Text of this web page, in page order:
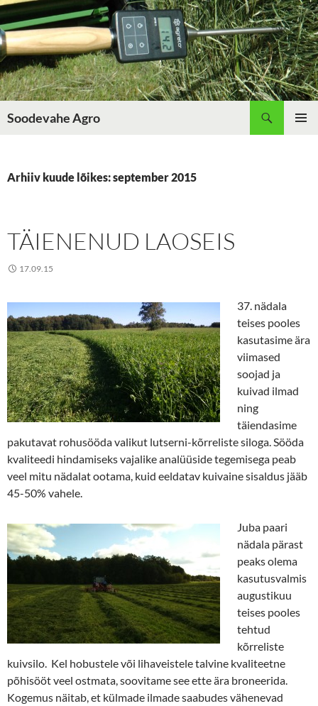
Liigu
sisu
juurde
Soodevahe Agro
Arhiiv kuude lõikes: september 2015
TÄIENENUD LAOSEIS
17.09.15
37. nädala
teises pooles
kasutasime ära
viimased
soojad ja
kuivad ilmad
ning
täiendasime
pakutavat rohusööda valikut lutserni-kõrreliste siloga. Sööda
kvaliteedi hindamiseks vajalike analüüside tegemisega peab
veel mitu nädalat ootama, kuid eeldatav kuivaine sisaldus jääb
45-50% vahele.
Juba paari
nädala pärast
peaks olema
kasutusvalmis
augustikuu
teises pooles
tehtud
kõrreliste
kuivsilo. Kel hobustele või lihaveistele talvine kvaliteetne
põhisööt veel ostmata, soovitame see ette ära broneerida.
Kogemus näitab, et külmade ilmade saabudes vähenevad